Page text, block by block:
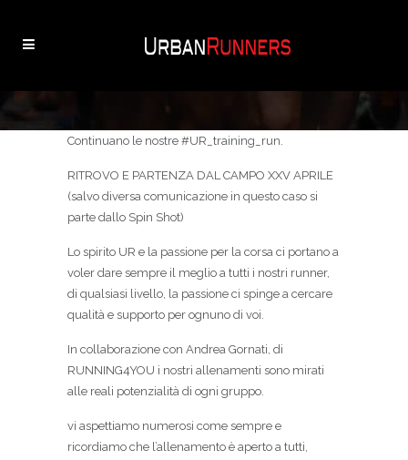
Continuano le nostre #UR_training_run.
RITROVO E PARTENZA DAL CAMPO XXV APRILE
(salvo diversa comunicazione in questo caso si
parte dallo Spin Shot)
Lo spirito UR e la passione per la corsa ci portano a
voler dare sempre il meglio a tutti i nostri runner,
di qualsiasi livello, la passione ci spinge a cercare
qualità e supporto per ognuno di voi.
In collaborazione con Andrea Gornati, di
RUNNING4YOU i nostri allenamenti sono mirati
alle reali potenzialità di ogni gruppo.
vi aspettiamo numerosi come sempre e
ricordiamo che l’allenamento è aperto a tutti,